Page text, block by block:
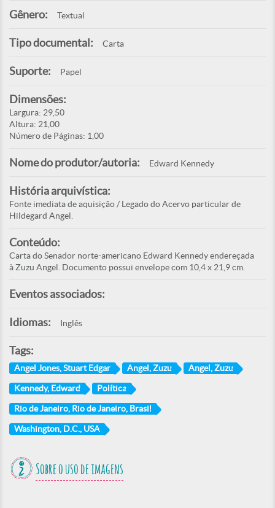
Gênero: Textual
Tipo documental: Carta
Suporte: Papel
Dimensões:
Largura: 29,50
Altura: 21,00
Número de Páginas: 1,00
Nome do produtor/autoria: Edward Kennedy
História arquivística:
Fonte imediata de aquisição / Legado do Acervo particular de
Hildegard Angel.
Conteúdo:
Carta do Senador norte-americano Edward Kennedy endereçada
à Zuzu Angel. Documento possui envelope com 10,4 x 21,9 cm.
Eventos associados:
Idiomas: Inglês
Tags:
Angel Jones, Stuart Edgar Angel, Zuzu Angel, Zuzu
Kennedy, Edward Política
Rio de Janeiro, Rio de Janeiro, Brasil
Washington, D.C., USA
Sobre o uso de imagens